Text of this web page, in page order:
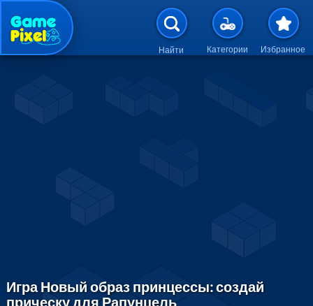
Перейти к основному
Найти Категории Избранное
Игра Новый образ принцессы: создай
прическу для Рапунцель